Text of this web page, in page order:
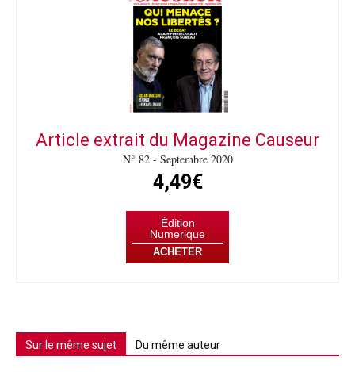
Article extrait du Magazine Causeur
N° 82 - Septembre 2020
4,49€
Édition
Numerique
ACHETER
Sur le même sujet Du même auteur